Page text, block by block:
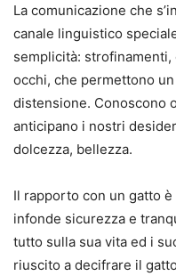
La comunicazione che
canale linguistico
semplicità:
occhi, che permettono
distensione. Conoscono
anticipano i nostri
dolcezza, bellezza.
Il rapporto con un gatto
infonde sicurezza e
tutto sulla sua vita ed i
riuscito a decifrare il